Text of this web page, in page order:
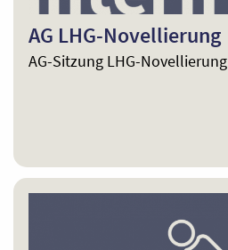
AG LHG-Novellierung
AG-Sitzung LHG-Novellierung